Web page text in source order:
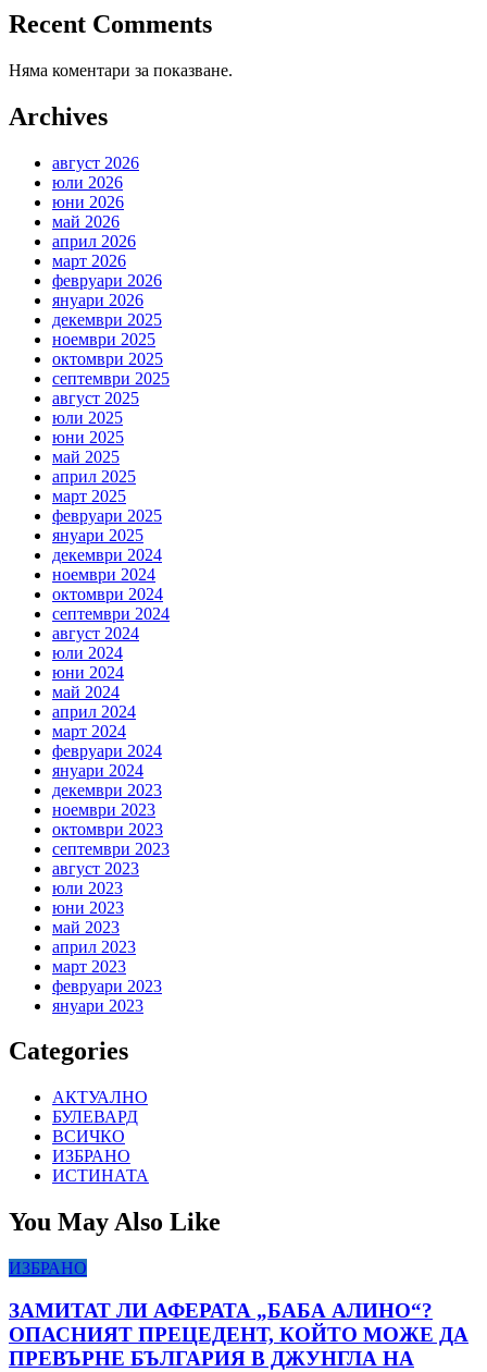
Recent Comments
Няма коментари за показване.
Archives
август 2026
юли 2026
юни 2026
май 2026
април 2026
март 2026
февруари 2026
януари 2026
декември 2025
ноември 2025
октомври 2025
септември 2025
август 2025
юли 2025
юни 2025
май 2025
април 2025
март 2025
февруари 2025
януари 2025
декември 2024
ноември 2024
октомври 2024
септември 2024
август 2024
юли 2024
юни 2024
май 2024
април 2024
март 2024
февруари 2024
януари 2024
декември 2023
ноември 2023
октомври 2023
септември 2023
август 2023
юли 2023
юни 2023
май 2023
април 2023
март 2023
февруари 2023
януари 2023
Categories
АКТУАЛНО
БУЛЕВАРД
ВСИЧКО
ИЗБРАНО
ИСТИНАТА
You May Also Like
ИЗБРАНО
ЗАМИТАТ ЛИ АФЕРАТА „БАБА АЛИНО“?
ОПАСНИЯТ ПРЕЦЕДЕНТ, КОЙТО МОЖЕ ДА
ПРЕВЪРНЕ БЪЛГАРИЯ В ДЖУНГЛА НА